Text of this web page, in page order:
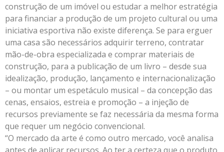
construção de um imóvel ou estudar a melhor estratégia
para financiar a produção de um projeto cultural ou uma
iniciativa esportiva não existe diferença. Se para erguer
uma casa são necessários adquirir terreno, contratar
mão-de-obra especializada e comprar materiais de
construção, para a publicação de um livro – desde sua
idealização, produção, lançamento e internacionalização
– ou montar um espetáculo musical – da concepção das
cenas, ensaios, estreia e promoção – a injeção de
recursos previamente se faz necessária da mesma forma
que requer um negócio convencional.
“O mercado da arte é como outro mercado, você analisa